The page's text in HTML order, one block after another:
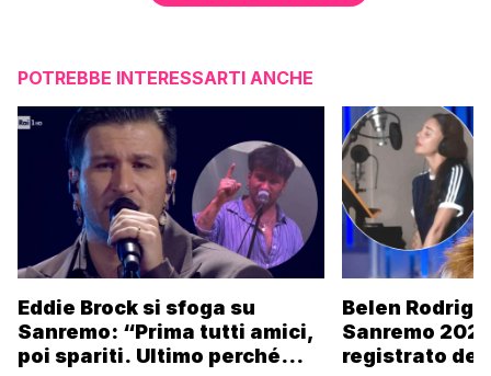
POTREBBE INTERESSARTI ANCHE
Eddie Brock si sfoga su
Sanremo: “Prima tutti amici,
poi spariti. Ultimo perché
Belen
Sanremo
registrato dei